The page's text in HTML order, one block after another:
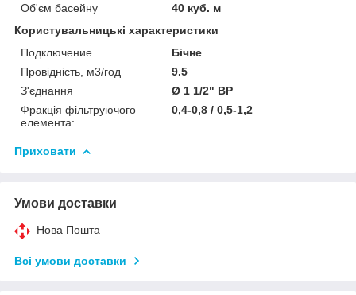
Об'єм басейну
40 куб. м
Користувальницькі характеристики
Подключение
Бічне
Провідність, м3/год
9.5
З'єднання
Ø 1 1/2" ВР
Фракція фільтруючого
елемента:
0,4-0,8 / 0,5-1,2
Приховати
Умови доставки
Нова Пошта
Всі умови доставки